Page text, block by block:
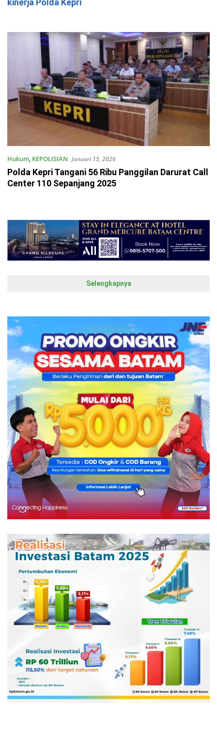
kinerja Polda Kepri
Hukum, KEPOLISIAN Januari 15, 2026
Polda Kepri Tangani 56 Ribu Panggilan Darurat Call
Center 110 Sepanjang 2025
Selengkapnya